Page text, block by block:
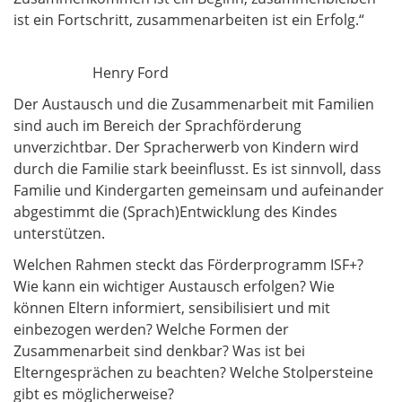
ist ein Fortschritt, zusammenarbeiten ist ein Erfolg.“
Henry Ford
Der Austausch und die Zusammenarbeit mit Familien
sind auch im Bereich der Sprachförderung
unverzichtbar. Der Spracherwerb von Kindern wird
durch die Familie stark beeinflusst. Es ist sinnvoll, dass
Familie und Kindergarten gemeinsam und aufeinander
abgestimmt die (Sprach)Entwicklung des Kindes
unterstützen.
Welchen Rahmen steckt das Förderprogramm ISF+?
Wie kann ein wichtiger Austausch erfolgen? Wie
können Eltern informiert, sensibilisiert und mit
einbezogen werden? Welche Formen der
Zusammenarbeit sind denkbar? Was ist bei
Elterngesprächen zu beachten? Welche Stolpersteine
gibt es möglicherweise?